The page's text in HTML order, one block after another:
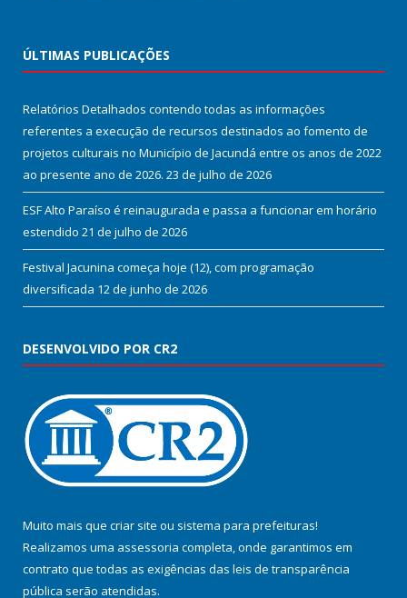
ÚLTIMAS PUBLICAÇÕES
Relatórios Detalhados contendo todas as informações
referentes a execução de recursos destinados ao fomento de
projetos culturais no Município de Jacundá entre os anos de 2022
ao presente ano de 2026. 23 de julho de 2026
ESF Alto Paraíso é reinaugurada e passa a funcionar em horário
estendido 21 de julho de 2026
Festival Jacunina começa hoje (12), com programação
diversificada 12 de junho de 2026
DESENVOLVIDO POR CR2
Muito mais que criar site ou sistema para prefeituras!
Realizamos uma assessoria completa, onde garantimos em
contrato que todas as exigências das leis de transparência
pública serão atendidas.